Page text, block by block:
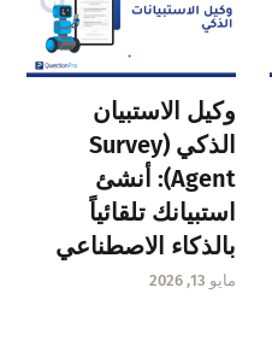
وكيل الاستبيان
الذكي (Survey
Agent): أنشئ
استبيانك تلقائياً
بالذكاء الاصطناعي
مايو 13, 2026